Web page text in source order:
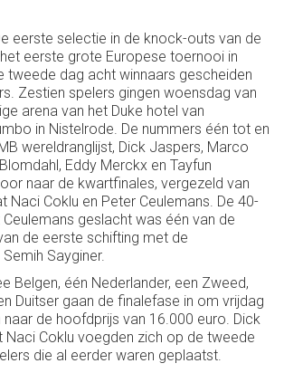
eerste selectie in de knock-outs van de
eerste grote Europese toernooi in
tweede dag acht winnaars gescheiden
Zestien spelers gingen woensdag van
arena van het Duke hotel van
in Nistelrode. De nummers één tot en
wereldranglijst, Dick Jaspers, Marco
Eddy Merckx en Tayfun
naar de kwartfinales, vergezeld van
Naci Coklu en Peter Ceulemans. De 40-
Ceulemans geslacht was één van de
de eerste schifting met de
Sayginer.
Belgen, één Nederlander, een Zweed,
Duitser gaan de finalefase in om vrijdag
de hoofdprijs van 16.000 euro. Dick
Naci Coklu voegden zich op de tweede
die al eerder waren geplaatst.